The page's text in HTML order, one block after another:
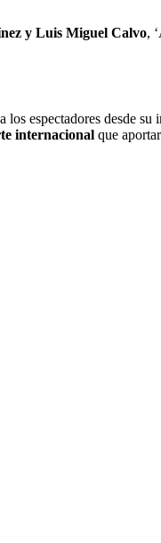
y Luis Miguel Calvo,
espectadores desde su
internacional que